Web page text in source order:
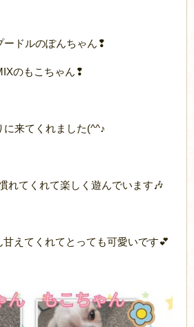
ードルのぽんちゃん❢
のもこちゃん❢
に来てくれました(^^♪
れてくれて楽しく遊んでいます🎶
えてくれてとっても可愛いです💕